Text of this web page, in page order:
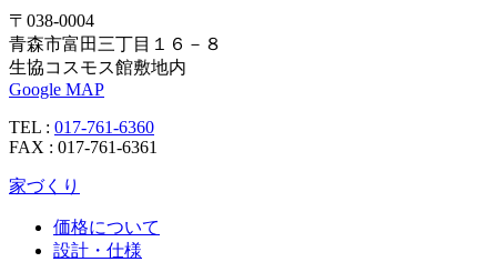
〒038-0004
青森市富田三丁目１６－８
生協コスモス館敷地内
Google MAP
TEL : 017-761-6360
FAX : 017-761-6361
家づくり
価格について
設計・仕様